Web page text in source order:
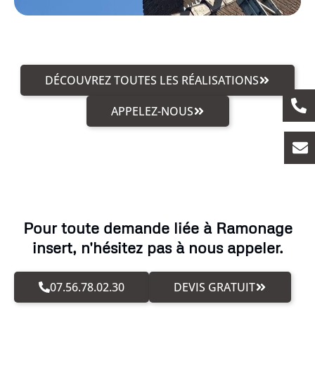
DÉCOUVREZ TOUTES LES RÉALISATIONS
APPELEZ-NOUS
Pour toute demande liée à Ramonage
insert, n'hésitez pas à nous appeler.
07.56.78.02.30 DEVIS GRATUIT